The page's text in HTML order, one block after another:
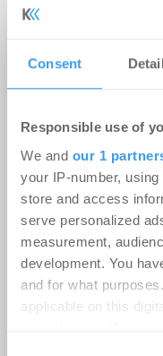
Consent
Responsible use of
We and our 1
your IP-number,
store and access
serve personalized
measurement,
development. You
and for what
applicable on this
Rekordhitze
unter Druck
-31.07.2026
Anhaltende Hitze
Rechenzentren:
und immer